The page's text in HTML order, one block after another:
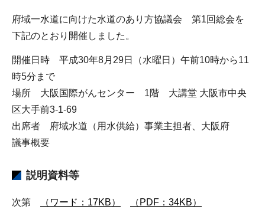
府域一水道に向けた水道のあり方協議会 第1回総会を
下記のとおり開催しました。
開催日時 平成30年8月29日（水曜日）午前10時から11
時5分まで
場所 大阪国際がんセンター 1階 大講堂 大阪市中央
区大手前3-1-69
出席者 府域水道（用水供給）事業主担者、大阪府
議事概要
説明資料等
次第 （ワード：17KB） （PDF：34KB）